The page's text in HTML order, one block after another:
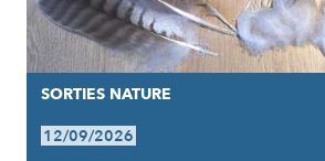
SORTIES NATURE
12/09/2026